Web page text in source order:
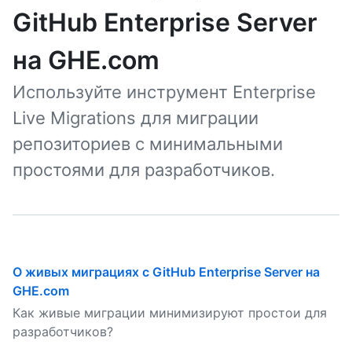
GitHub Enterprise Server
на GHE.com
Используйте инструмент Enterprise
Live Migrations для миграции
репозиториев с минимальными
простоями для разработчиков.
О живых миграциях с GitHub Enterprise Server на
GHE.com
Как живые миграции минимизируют простои для
разработчиков?